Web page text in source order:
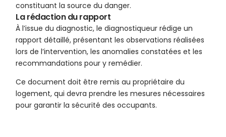
constituant la source du danger.
La rédaction du rapport
À l’issue du diagnostic, le diagnostiqueur rédige un
rapport détaillé, présentant les observations réalisées
lors de l’intervention, les anomalies constatées et les
recommandations pour y remédier.
Ce document doit être remis au propriétaire du
logement, qui devra prendre les mesures nécessaires
pour garantir la sécurité des occupants.